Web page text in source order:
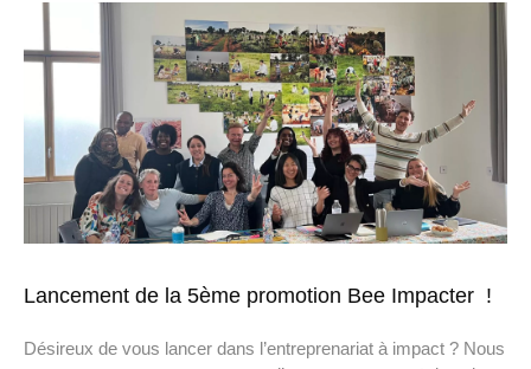
Lancement de la 5ème promotion Bee Impacter !
Désireux de vous lancer dans l’entreprenariat à impact ? Nous